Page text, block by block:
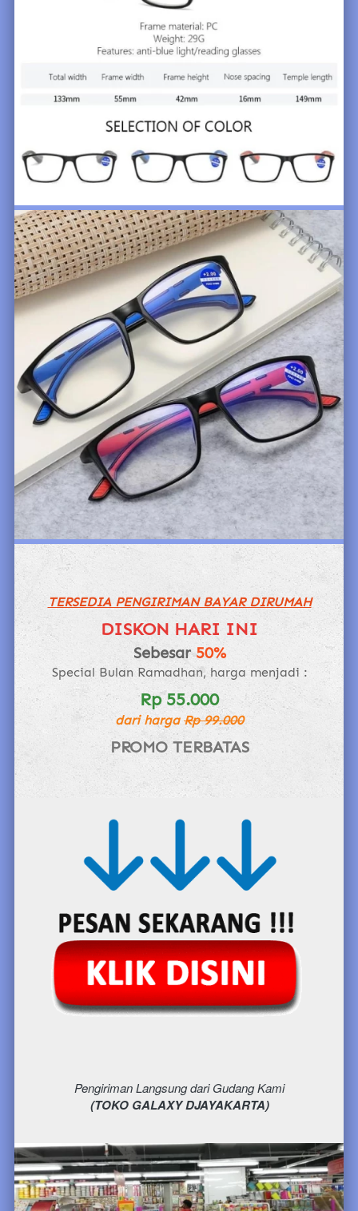
TERSEDIA PENGIRIMAN BAYAR DIRUMAH
DISKON HARI INI
Sebesar 50%
Special Bulan Ramadhan, harga menjadi :
Rp 55.000
dari harga Rp 99.000
PROMO TERBATAS
Pengiriman Langsung dari Gudang Kami
(TOKO GALAXY DJAYAKARTA)